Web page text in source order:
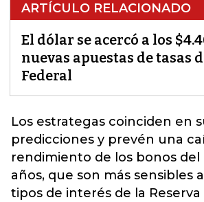
ARTÍCULO RELACIONADO
El dólar se acercó a los
nuevas apuestas de tasas
Federal
Los estrategas coinciden en
predicciones y prevén una
rendimiento de los bonos del
años, que son más sensibles
tipos de interés de la Reserva